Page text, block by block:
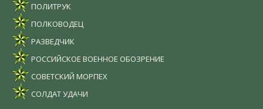
ПОЛИТРУК
ПОЛКОВОДЕЦ
РАЗВЕДЧИК
РОССИЙСКОЕ ВОЕННОЕ ОБОЗРЕНИЕ
СОВЕТСКИЙ МОРПЕХ
СОЛДАТ УДАЧИ